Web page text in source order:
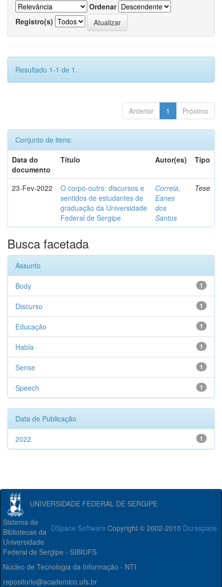
Ordenar
Registro(s)
Resultado 1-1 de 1.
Anterior 1 Próximo
Conjunto de itens:
Data do
documento
Título Autor(es) Tipo
23-Fev-2022
O corpo-outro: discursos e
sentidos de estudantes de
graduação da Universidade
Federal de Sergipe
Correia,
Eanes
dos
Santos
Tese
Busca facetada
Assunto
1
Body
1
Discurso
1
Educação
1
Habla
1
Sense
1
Speech
Data de Publicação
1
2022
UNIVERSIDADE FEDERAL DE SERGIPE
DSpace Software Copyright © 2002-2010 Duraspace
Sistema de
Bibliotecas da
Universidade
Federal de Sergipe - SIBIUFS
Núcleo de Tecnologia da Informação - NTI
repositorio@academico.ufs.br